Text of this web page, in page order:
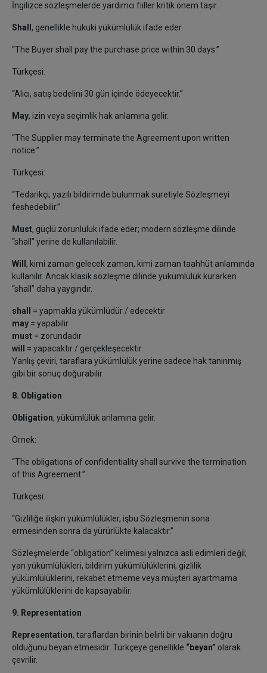
İngilizce sözleşmelerde yardımcı fiiller kritik önem taşır.
Shall , genellikle hukuki yükümlülük ifade eder.
“The Buyer shall pay the purchase price within 30 days.”
Türkçesi:
“Alıcı, satış bedelini 30 gün içinde ödeyecektir.”
May, izin veya seçimlik hak anlamına gelir.
“The Supplier may terminate the Agreement upon written
notice.”
Türkçesi:
“Tedarikçi, yazılı bildirimde bulunmak suretiyle Sözleşmeyi
feshedebilir.”
Must, güçlü zorunluluk ifade eder; modern sözleşme dilinde
“shall” yerine de kullanılabilir.
Will , kimi zaman gelecek zaman, kimi zaman taahhüt anlamında
kullanılır. Ancak klasik sözleşme dilinde yükümlülük kurarken
“shall” daha yaygındır.
shall
= yapmakla yükümlüdür / edecektir
may = yapabilir
must = zorundadır
will
= yapacaktır / gerçekleşecektir
Yanlış çeviri, taraflara yükümlülük yerine sadece hak tanınmış
gibi bir sonuç doğurabilir.
8. Obligation
Obligation, yükümlülük anlamına gelir.
Örnek:
“The obligations of confidentiality shall survive the termination
of this Agreement.”
Türkçesi:
“Gizliliğe ilişkin yükümlülükler, işbu Sözleşmenin sona
ermesinden sonra da yürürlükte kalacaktır.”
Sözleşmelerde “obligation” kelimesi yalnızca asli edimleri değil;
yan yükümlülükleri, bildirim yükümlülüklerini, gizlilik
yükümlülüklerini, rekabet etmeme veya müşteri ayartmama
yükümlülüklerini de kapsayabilir.
9. Representation
Representation, taraflardan birinin belirli bir vakıanın doğru
olduğunu beyan etmesidir. Türkçeye genellikle “beyan” olarak
çevrilir.